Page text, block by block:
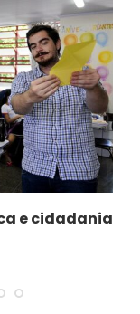
e cidadania